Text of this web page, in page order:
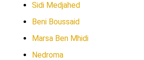
Sidi Medjahed
Beni Boussaid
Marsa Ben Mhidi
Nedroma